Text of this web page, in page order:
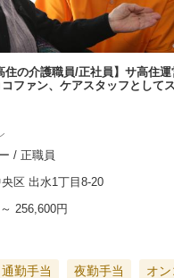
住の介護職員/正社員】サ高住
ファン、ケアスタッフとして
/ 正職員
区 出水1丁目8-20
～ 256,600円
通勤手当 夜勤手当 オ